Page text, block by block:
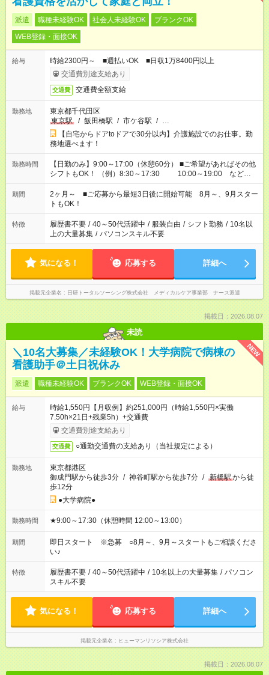
派遣 職種未経験OK 社会人未経験OK
ブランクOK
WEB登録・面接OK
給与
時給2300円～ ■週払いOK ■日収1万8400円以上
交通費別途支給あり
交通費 交通費全額支給
勤務地
東京都千代田区
東京駅
/ 飯田橋駅 / 市ケ谷駅 / …
【自宅からドアtoドアで30分以内】介護施設でのお仕事。勤
務地選べます！
勤務時間
【日勤のみ】9:00～17:00（休憩60分） ■ご希望があればその他
シフトもOK！ （例）8:30～17:30 10:00～19:00 など
「家族とお休みを合わせたい」 「できれば残業はしたくない」
など、あなたのご希望に沿ったお仕事をご紹介します！ ※Wワ
ーク希望の方へ 今ご覧のお仕事で希望する勤務時間と、もう1つ
のお仕事の勤務時間。 合計で週40時間を超える場合は応募でき
ません
期間
2ヶ月～ ■ご応募から最短3日後に開始可能 8月～、9月スター
トもOK！
特徴 履歴書不要 / 40～50代活躍中 / 服装自由 / シフト勤務 / 10名以
上の大量募集 / パソコンスキル不要
気になる！ 応募する 詳細へ
掲載元企業名 日研トータルソーシング株式会社 メディカルケア事業部 ナース派遣
掲載日：2026.08.07
未読
NEW
＼10名大募集／未経験OK！大学病院で病棟の
看護助手＠土日祝休み
派遣 職種未経験OK ブランクOK WEB登録・面接OK
給与
時給1,550円【月収例】約251,000円（時給1,550円×実働
7.50h×21日+残業5h）+交通費
交通費別途支給あり
交通費 ○通勤交通費の支給あり（当社規定による）
勤務地
東京都港区
御成門駅から徒歩3分 / 神谷町駅から徒歩7分 / 新橋駅から徒
歩12分
●大学病院●
勤務時間 ★9:00～17:30（休憩時間 12:00～13:00）
期間
即日スタート ※急募 ○8月～、9月～スタートもご相談くださ
い♪
特徴 履歴書不要 / 40～50代活躍中 / 10名以上の大量募集 / パソコン
スキル不要
気になる！ 応募する 詳細へ
掲載元企業名 ヒューマンリソシア株式会社
掲載日：2026.08.07